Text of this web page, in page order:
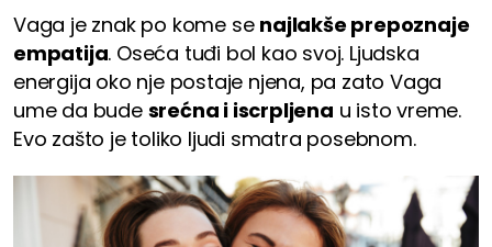
Vaga je znak po kome se najlakše prepoznaje
empatija. Oseća tuđi bol kao svoj. Ljudska
energija oko nje postaje njena, pa zato Vaga
ume da bude srećna i iscrpljena u isto vreme.
Evo zašto je toliko ljudi smatra posebnom.